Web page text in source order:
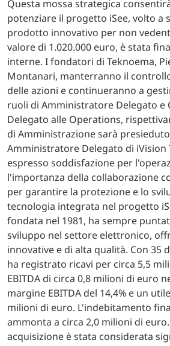
Questa mossa strategica
potenziare il progetto iSee, volto a
prodotto innovativo per non
valore di 1.020.000 euro, è stata
interne. I fondatori di Teknoema,
Montanari, manterranno il
delle azioni e continueranno a
ruoli di Amministratore Delegato e
Delegato alle Operations,
di Amministrazione sarà
Amministratore Delegato di iVision
espresso soddisfazione per
l'importanza della collaborazione
per garantire la protezione e lo
tecnologia integrata nel progetto
fondata nel 1981, ha sempre
sviluppo nel settore elettronico,
innovative e di alta qualità. Con 35
ha registrato ricavi per circa 5,5
EBITDA di circa 0,8 milioni di euro
margine EBITDA del 14,4% e un
milioni di euro. L'indebitamento
ammonta a circa 2,0 milioni di
acquisizione è stata considerata